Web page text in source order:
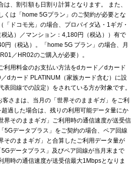
、割引額も日割り計算となります。 また、
くは「home 5Gプラン」のご契約が必要とな
「ドコモ光」の場合、プロバイダ込・1ギガ・
込）／マンション：4,180円（税込））有で
円（税込）。「home 5G プラン」の場合、月
／HR02のご購入が必要）。
利用料金のお支払い方法をdカード／dカード
dカード PLATINUM（家族カード含む）に設
表回線での設定）をされている方が対象です。
客さまは、当月の「世界そのままギガ」をご利
過した場合は、残りの利用可能データ量にか
界そのままギガ」ご利用時の通信速度が送受信
5Gデータプラス」をご契約の場合、ペア回線
そのままギガ」と合算したご利用データ量が
データプラス」及びペア回線が当月末まで
用時の通信速度が送受信最大1Mbpsとなりま